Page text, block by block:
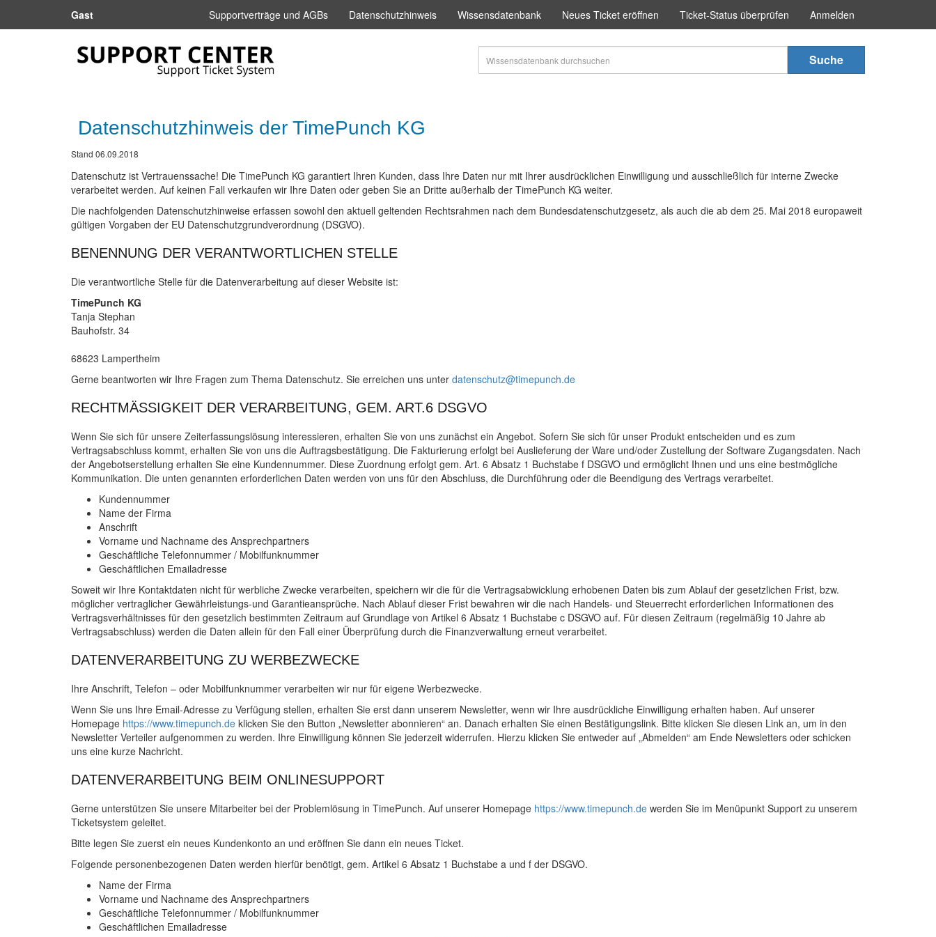
Gast Supportverträge und AGBs Datenschutzhinweis Wissensdatenbank Neues Ticket eröffnen Ticket-Status überprüfen Anmelden
Suche
Datenschutzhinweis der TimePunch KG
Stand 06.09.2018
Datenschutz ist Vertrauenssache! Die TimePunch KG garantiert Ihren Kunden, dass Ihre Daten nur mit Ihrer ausdrücklichen Einwilligung und ausschließlich für interne Zwecke
verarbeitet werden. Auf keinen Fall verkaufen wir Ihre Daten oder geben Sie an Dritte außerhalb der TimePunch KG weiter.
Die nachfolgenden Datenschutzhinweise erfassen sowohl den aktuell geltenden Rechtsrahmen nach dem Bundesdatenschutzgesetz, als auch die ab dem 25. Mai 2018 europaweit
gültigen Vorgaben der EU Datenschutzgrundverordnung (DSGVO).
BENENNUNG DER VERANTWORTLICHEN STELLE
Die verantwortliche Stelle für die Datenverarbeitung auf dieser Website ist:
TimePunch KG
Tanja Stephan
Bauhofstr. 34
68623 Lampertheim
Gerne beantworten wir Ihre Fragen zum Thema Datenschutz. Sie erreichen uns unter datenschutz@timepunch.de
RECHTMÄSSIGKEIT DER VERARBEITUNG, GEM. ART.6 DSGVO
Wenn Sie sich für unsere Zeiterfassungslösung interessieren, erhalten Sie von uns zunächst ein Angebot. Sofern Sie sich für unser Produkt entscheiden und es zum
Vertragsabschluss kommt, erhalten Sie von uns die Auftragsbestätigung. Die Fakturierung erfolgt bei Auslieferung der Ware und/oder Zustellung der Software Zugangsdaten. Nach
der Angebotserstellung erhalten Sie eine Kundennummer. Diese Zuordnung erfolgt gem. Art. 6 Absatz 1 Buchstabe f DSGVO und ermöglicht Ihnen und uns eine bestmögliche
Kommunikation. Die unten genannten erforderlichen Daten werden von uns für den Abschluss, die Durchführung oder die Beendigung des Vertrags verarbeitet.
Kundennummer
Name der Firma
Anschrift
Vorname und Nachname des Ansprechpartners
Geschäftliche Telefonnummer / Mobilfunknummer
Geschäftlichen Emailadresse
Soweit wir Ihre Kontaktdaten nicht für werbliche Zwecke verarbeiten, speichern wir die für die Vertragsabwicklung erhobenen Daten bis zum Ablauf der gesetzlichen Frist, bzw.
möglicher vertraglicher Gewährleistungs-und Garantieansprüche. Nach Ablauf dieser Frist bewahren wir die nach Handels- und Steuerrecht erforderlichen Informationen des
Vertragsverhältnisses für den gesetzlich bestimmten Zeitraum auf Grundlage von Artikel 6 Absatz 1 Buchstabe c DSGVO auf. Für diesen Zeitraum (regelmäßig 10 Jahre ab
Vertragsabschluss) werden die Daten allein für den Fall einer Überprüfung durch die Finanzverwaltung erneut verarbeitet.
DATENVERARBEITUNG ZU WERBEZWECKE
Ihre Anschrift, Telefon – oder Mobilfunknummer verarbeiten wir nur für eigene Werbezwecke.
Wenn Sie uns Ihre Email-Adresse zu Verfügung stellen, erhalten Sie erst dann unserem Newsletter, wenn wir Ihre ausdrückliche Einwilligung erhalten haben. Auf unserer
Homepage https://www.timepunch.de klicken Sie den Button „Newsletter abonnieren“ an. Danach erhalten Sie einen Bestätigungslink. Bitte klicken Sie diesen Link an, um in den
Newsletter Verteiler aufgenommen zu werden. Ihre Einwilligung können Sie jederzeit widerrufen. Hierzu klicken Sie entweder auf „Abmelden“ am Ende Newsletters oder schicken
uns eine kurze Nachricht.
DATENVERARBEITUNG BEIM ONLINESUPPORT
Gerne unterstützen Sie unsere Mitarbeiter bei der Problemlösung in TimePunch. Auf unserer Homepage https://www.timepunch.de werden Sie im Menüpunkt Support zu unserem
Ticketsystem geleitet.
Bitte legen Sie zuerst ein neues Kundenkonto an und eröffnen Sie dann ein neues Ticket.
Folgende personenbezogenen Daten werden hierfür benötigt, gem. Artikel 6 Absatz 1 Buchstabe a und f der DSGVO.
Name der Firma
Vorname und Nachname des Ansprechpartners
Geschäftliche Telefonnummer / Mobilfunknummer
Geschäftlichen Emailadresse